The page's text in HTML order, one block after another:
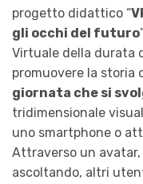
progetto didattico “
gli occhi del futuro
Virtuale della durata
promuovere la storia
giornata che si
tridimensionale
uno smartphone o
Attraverso un
ascoltando, altri